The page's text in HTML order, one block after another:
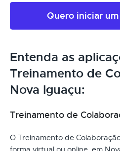
Quero iniciar
Entenda as
Treinamento de
Nova Iguaçu:
Treinamento de
O Treinamento de